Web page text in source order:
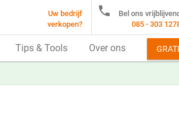
Uw bedrijf
verkopen?

Bel ons vrijblijvend
085 - 303
Tips & Tools Over ons